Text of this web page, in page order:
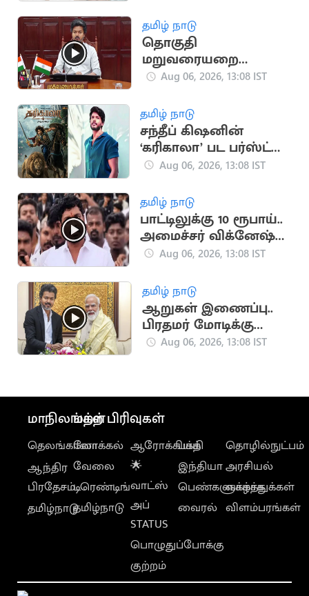
தமிழ் நாடு
தொகுதி
மறுவரையறை
விவகாரம்.. அனைத்து
விஜய் அழைப்பு
Aug 06, 2026, 13:08 IST
தமிழ் நாடு
சந்தீப் கிஷனின்
‘கரிகாலா’ பட பர்ஸ்ட்
லுக் வெளியீடு
Aug 06, 2026, 13:08 IST
தமிழ் நாடு
பாட்டிலுக்கு 10 ரூபாய்..
அமைச்சர் விக்னேஷ்
விளக்கம்
Aug 06, 2026, 13:08 IST
தமிழ் நாடு
ஆறுகள் இணைப்பு..
பிரதமர் மோடிக்கு
முதலமைச்சர் விஜய்
Aug 06, 2026, 13:08 IST
மாநிலங்கள்
தெலங்கானா
ஆந்திர
பிரதேசம்
தமிழ்நாடு
மற்ற பிரிவுகள்
லோக்கல்
வேலை
டிரெண்டிங்
தமிழ்நாடு
ஆரோக்கியம்
🌟
வாட்ஸ்
அப்
STATUS
பொழுதுப்போக்கு
குற்றம்
பக்தி
இந்தியா
பெண்களுக்காக
வைரல்
தொழில்நுட்பம்
அரசியல்
வாழ்த்துக்கள்
விளம்பரங்கள்